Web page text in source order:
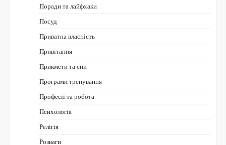
Поради та лайфхаки
Посуд
Приватна власність
Привітання
Прикмети та сни
Програми тренування
Професії та робота
Психологія
Релігія
Розваги